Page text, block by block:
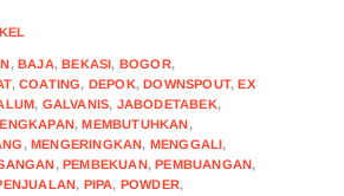
,BAJA,BEKASI, BOGOR,
,COATING, DEPOK,DOWNSPOUT,EX
, GALVANIS, JABODETABEK,
,MEMBUTUHKAN,
,MENGERINGKAN, MENGGALI,
,PEMBEKUAN,PEMBUANGAN,
, PIPA, POWDER,